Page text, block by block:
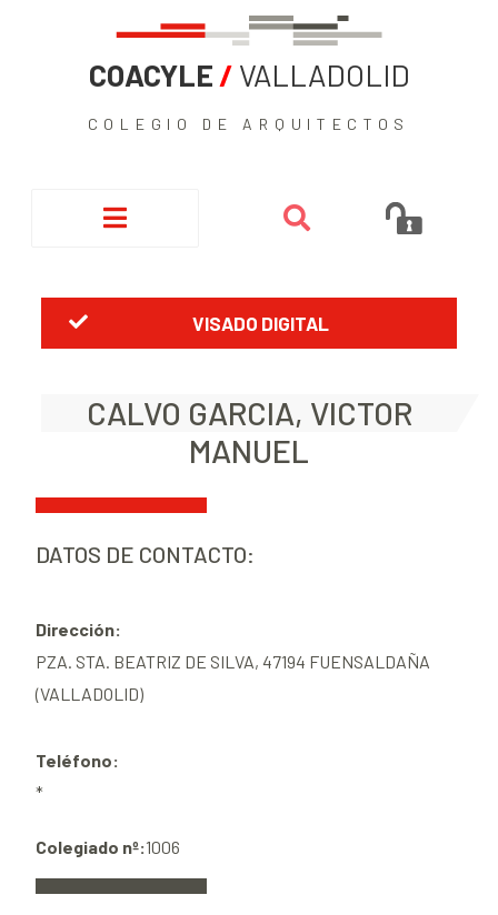
COACYLE / VALLADOLID
COLEGIO DE ARQUITECTOS
VISADO DIGITAL
CALVO GARCIA, VICTOR
MANUEL
DATOS DE CONTACTO:
Dirección:
PZA. STA. BEATRIZ DE SILVA, 47194 FUENSALDAÑA
(VALLADOLID)
Teléfono:
*
Colegiado nº:1006